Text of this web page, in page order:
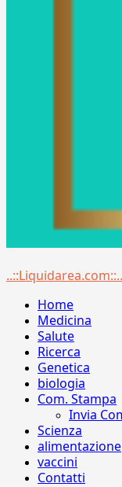
Menu
..::Liquidarea.com::..
Home
Medicina
Salute
Ricerca
Genetica
biologia
Com. Stampa
Invia
Scienza
alimentazione
vaccini
Contatti